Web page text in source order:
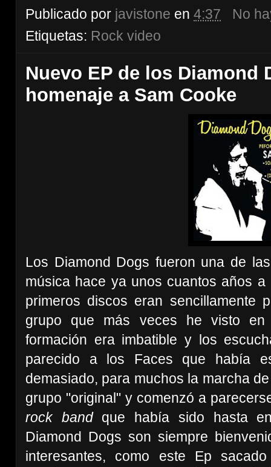
Publicado por javistone en 4:37
No
Etiquetas: Rock video
Nuevo EP de los Diamond
homenaje a Sam Cooke
Los Diamond Dogs fueron una de
música hace ya unos cuantos años
primeros discos eran sencillamente
grupo que más veces he visto en
formación era imbatible y los
parecido a los Faces que había
demasiado, para muchos la marcha
grupo "original" y comenzó a
rock bandque había sido hasta
Diamond Dogs son siempre
interesantes, como este Ep